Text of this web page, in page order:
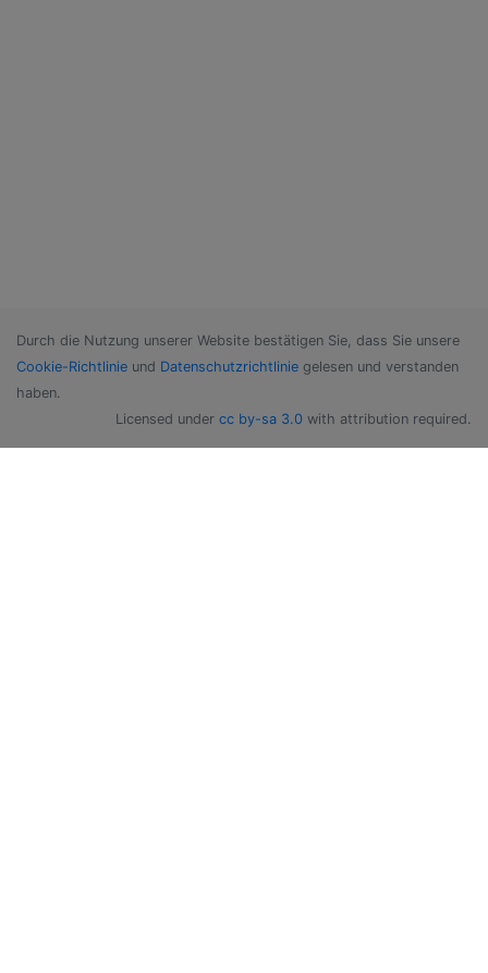
Durch die Nutzung unserer Website bestätigen Sie, dass Sie unsere
Cookie-Richtlinie und Datenschutzrichtlinie gelesen und verstanden
haben.
Licensed under cc by-sa 3.0 with attribution required.